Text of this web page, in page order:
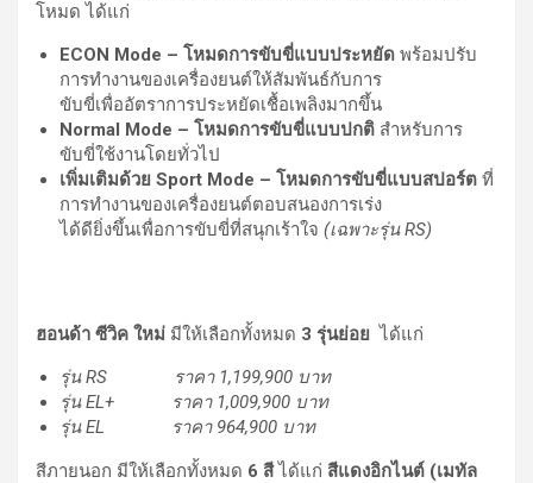
โหมด ได้แก่
ECON Mode – โหมดการขับขี่แบบประหยัด พร้อมปรับ
การทำงานของเครื่องยนต์ให้สัมพันธ์กับการ
ขับขี่เพื่ออัตราการประหยัดเชื้อเพลิงมากขึ้น
Normal Mode – โหมดการขับขี่แบบปกติ สำหรับการ
ขับขี่ใช้งานโดยทั่วไป
เพิ่มเติมด้วย Sport Mode – โหมดการขับขี่แบบสปอร์ต ที่
การทำงานของเครื่องยนต์ตอบสนองการเร่ง
ได้ดียิ่งขึ้นเพื่อการขับขี่ที่สนุกเร้าใจ (เฉพาะรุ่นRS)
ฮอนด้า ซีวิค ใหม่ มีให้เลือกทั้งหมด 3 รุ่นย่อย ได้แก่
รุ่นRS ราคา 1,199,900 บาท
รุ่นEL+ ราคา 1,009,900 บาท
รุ่นEL ราคา 964,900 บาท
สีภายนอก มีให้เลือกทั้งหมด 6 สีได้แก่ สีแดงอิกไนต์ (เมทัล